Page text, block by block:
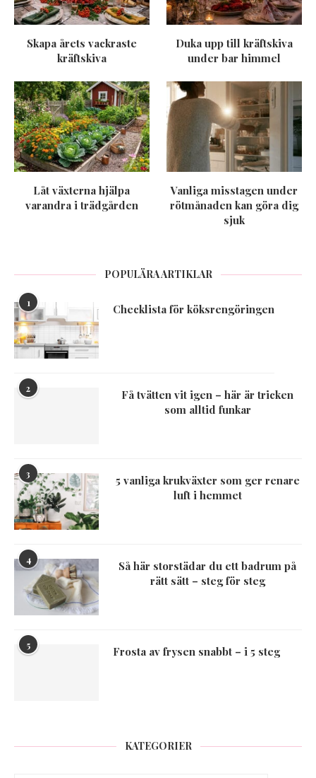
Skapa årets vackraste
kräftskiva
Duka upp till kräftskiva
under bar himmel
Låt växterna hjälpa
varandra i trädgården
Vanliga misstagen under
rötmånaden kan göra dig
sjuk
POPULÄRA ARTIKLAR
1 Checklista för köksrengöringen
2
Få tvätten vit igen – här är tricken
som alltid funkar
3
5 vanliga krukväxter som ger renare
luft i hemmet
4
Så här storstädar du ett badrum på
rätt sätt – steg för steg
5 Frosta av frysen snabbt – i 5 steg
KATEGORIER